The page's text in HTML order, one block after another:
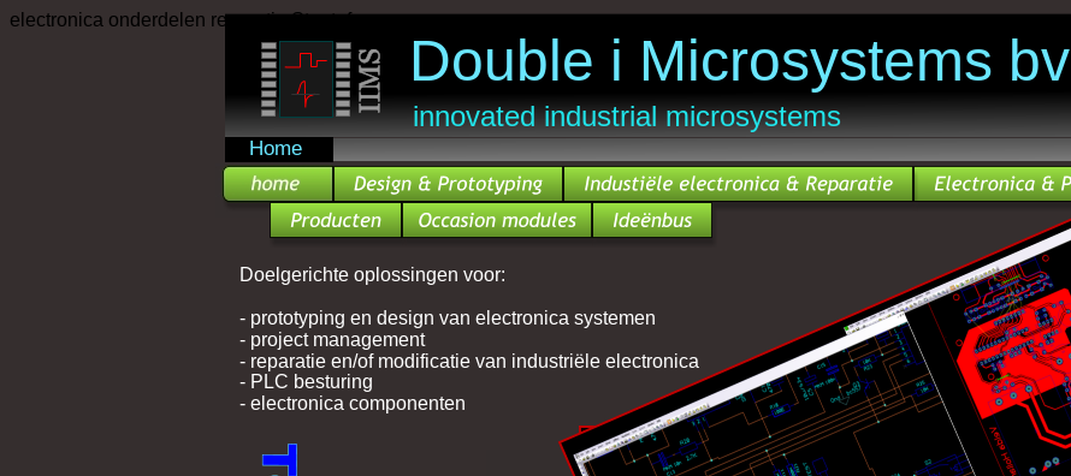
Doelgerichte oplossingen voor:
- prototyping en design van electronica systemen
- project management
- reparatie en/of modificatie van industriële electronica
- PLC besturing
- electronica componenten
innovated industrial microsystems
Double i Microsystems bv
Home
electronica onderdelen reparatie Stentofon